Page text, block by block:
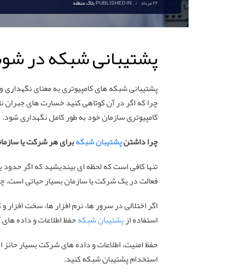
۲۲ مرداد /
PUBLISHED INبلاگ,منطقه
پشتیبانی شبکه در
پشتیبانی شبکه های کامپیوتری به معنای
چرا که اگر در آن کوتاهی کنید خسارت های
کامپیوتری سازمان خود به طور کامل نگهداری شود.
چرا داشتنپشتیبان شبکهبرای هر شرکت یا
تنها کافی است که لحظه ای بیندیشید که اگر
فعالت در یک شرکت یا سازمان بسیار حیاتی است.
اگر اختلالی در سرور ها، نرم افزار ها، سخت
استفاده ازپشتیبان شبکهحفظ اطلاعات و داده
حفظ امنیت، اطلاعات و داده های شرکت بسیار
استخدام پشتیبان شبکه کنید.